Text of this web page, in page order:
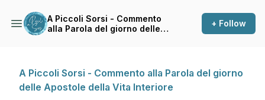
A Piccoli Sorsi - Commento
alla Parola del giorno delle
+ Follow
A Piccoli Sorsi - Commento alla Parola del giorno
delle Apostole della Vita Interiore